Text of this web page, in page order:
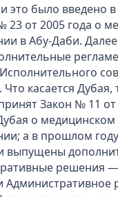
это было введено в
от 2005 года о
в Абу‑Даби.
Что касается Дубая,
Закон № 11 от
о медицинском
а в прошлом
выпущены
решения